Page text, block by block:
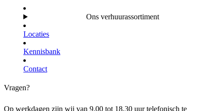
Ons verhuurassortiment
Locaties
Kennisbank
Contact
Vragen?
Op werkdagen zijn wij van 9.00 tot 18.30 uur telefonisch te